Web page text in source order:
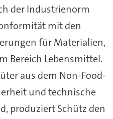
der Industrienorm
mit den
für Materialien,
Bereich Lebensmittel.
aus dem Non-Food-
und technische
produziert Schütz den